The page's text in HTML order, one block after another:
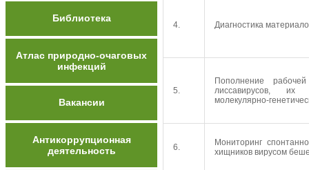
Библиотека
Атлас природно-очаговых
инфекций
Вакансии
Антикоррупционная
деятельность
4. Диагностика
5.
Пополнение
лиссавирусов, их
молекулярно-
6.
Мониторинг
хищников вирусом